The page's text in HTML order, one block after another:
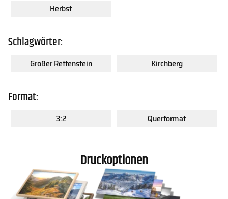
Herbst
Schlagwörter:
Großer Rettenstein Kirchberg
Format:
3:2 Querformat
Druckoptionen